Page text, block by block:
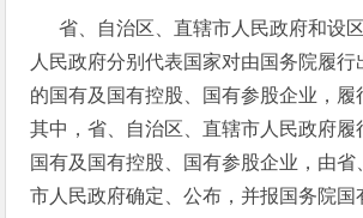
省、自治区、直辖市人民政府和设
人民政府分别代表国家对由国务院履
的国有及国有控股、国有参股企业，履
其中，省、自治区、直辖市人民政府履
国有及国有控股、国有参股企业，由省
市人民政府确定、公布，并报国务院国